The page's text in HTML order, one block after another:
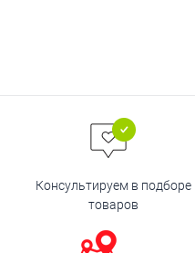
Консультируем в подборе
товаров